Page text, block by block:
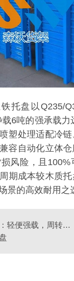
托盘以 Q235/
6吨的强承载力
塑处理适配冷
容自动化立体
风险，且100%
期成本较木质托
景的高效耐用之
仓储周转笼：轻便强载，周转利器